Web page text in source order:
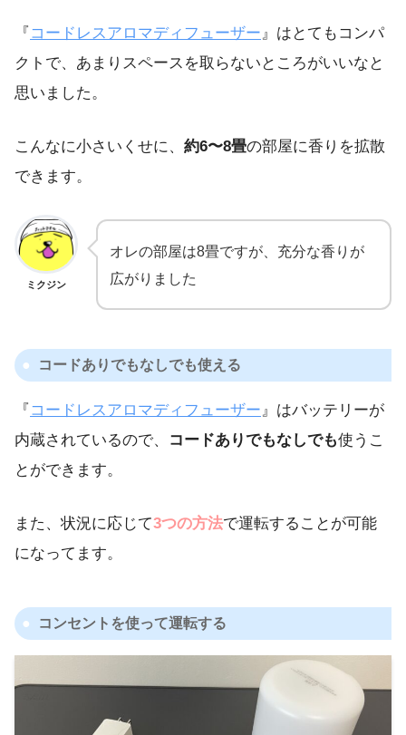
『 コードレスアロマディフューザー』はとてもコンパ
クトで、あまりスペースを取らないところがいいなと
思いました。
こんなに小さいくせに、 約6〜8畳の部屋に香りを拡散
できます。
ミクジン
オレの部屋は8畳ですが、充分な香りが
広がりました
コードありでもなしでも使える
『 コードレスアロマディフューザー』はバッテリーが
内蔵されているので、 コードありでもなしでも使うこ
とができます。
また、状況に応じて3つの方法で運転することが可能
になってます。
コンセントを使って運転する